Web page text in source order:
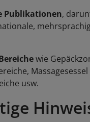
Publikationen,
wie
usw.